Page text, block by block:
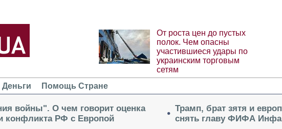
От роста цен до пустых
полок. Чем опасны
участившиеся удары по
украинским торговым
сетям
Деньги Помощь Стране
войны". О чем говорит оценка
конфликта РФ с Европой
Трамп, брат зятя и
снять главу ФИФА